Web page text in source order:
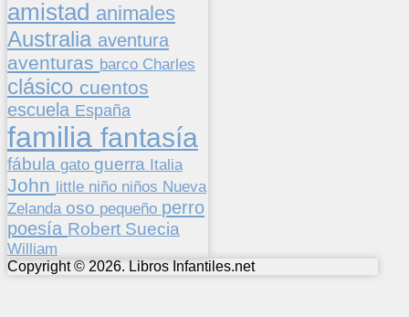
amistad animales
Australia aventura
aventuras barco Charles
clásico cuentos
escuela España
familia fantasía
fábula gato guerra Italia
John little niño niños Nueva
Zelanda oso pequeño perro
poesía Robert Suecia
William
Copyright © 2026. Libros Infantiles.net